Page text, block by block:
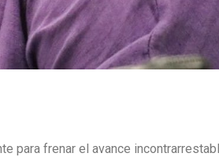
para frenar el avance